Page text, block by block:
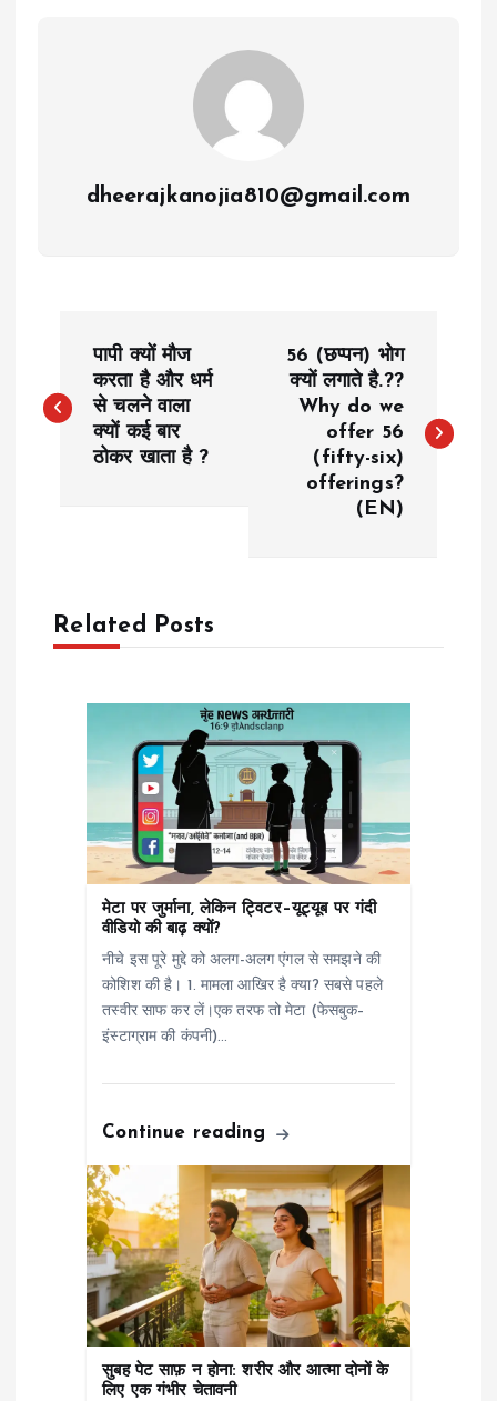
dheerajkanojia810@gmail.com
o
a
v
पापी क्यों मौज
करता है और धर्म
से चलने वाला
क्यों कई बार
ठोकर खाता है ?
56 (छप्पन) भोग
क्यों लगाते है.??
Why do we
offer 56
(fifty-six)
offerings?
(EN)
Related Posts
मेटा पर जुर्माना, लेकिन ट्विटर–यूट्यूब पर गंदी
वीडियो की बाढ़ क्यों?
नीचे इस पूरे मुद्दे को अलग-अलग एंगल से समझने की
कोशिश की है। 1. मामला आखिर है क्या? सबसे पहले
तस्वीर साफ कर लें।एक तरफ तो मेटा (फेसबुक–
इंस्टाग्राम की कंपनी)…
Continue reading
सुबह पेट साफ़ न होना: शरीर और आत्मा दोनों के
लिए एक गंभीर चेतावनी